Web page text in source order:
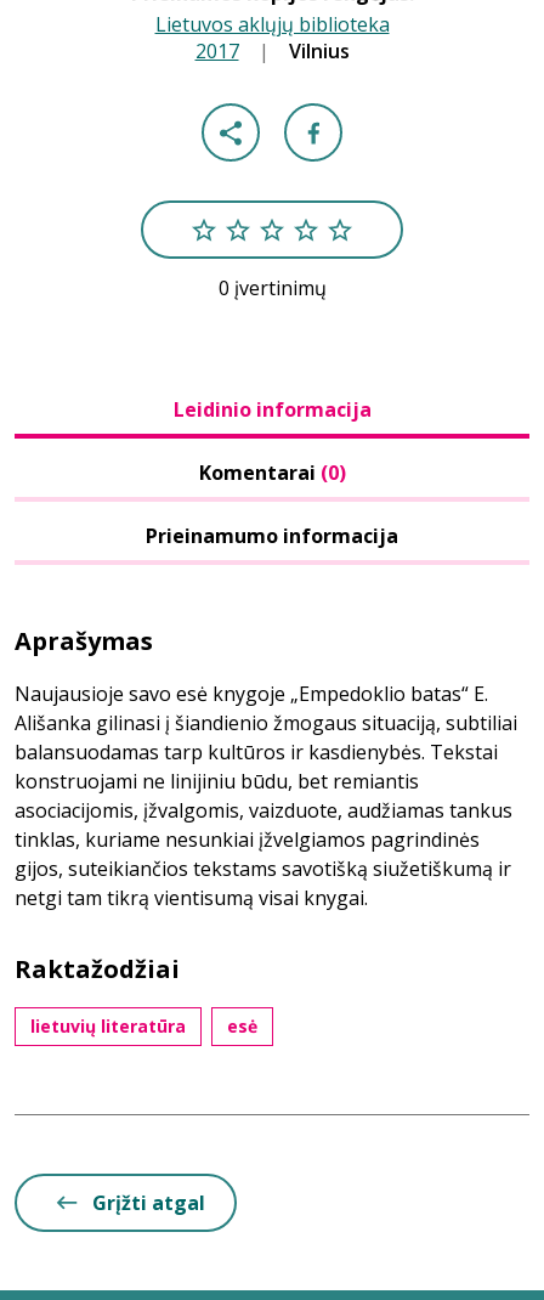
Lietuvos aklųjų biblioteka
2017 | Vilnius
0 įvertinimų
Leidinio informacija
Komentarai (0)
Prieinamumo informacija
Aprašymas
Naujausioje savo esė knygoje „Empedoklio batas“ E.
Ališanka gilinasi į šiandienio žmogaus situaciją, subtiliai
balansuodamas tarp kultūros ir kasdienybės. Tekstai
konstruojami ne linijiniu būdu, bet remiantis
asociacijomis, įžvalgomis, vaizduote, audžiamas tankus
tinklas, kuriame nesunkiai įžvelgiamos pagrindinės
gijos, suteikiančios tekstams savotišką siužetiškumą ir
netgi tam tikrą vientisumą visai knygai.
Raktažodžiai
lietuvių literatūra esė
Grįžti atgal